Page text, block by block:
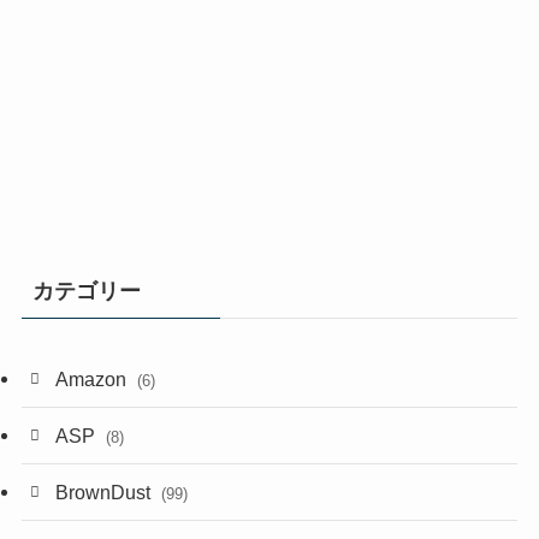
カテゴリー
Amazon (6)
ASP (8)
BrownDust (99)